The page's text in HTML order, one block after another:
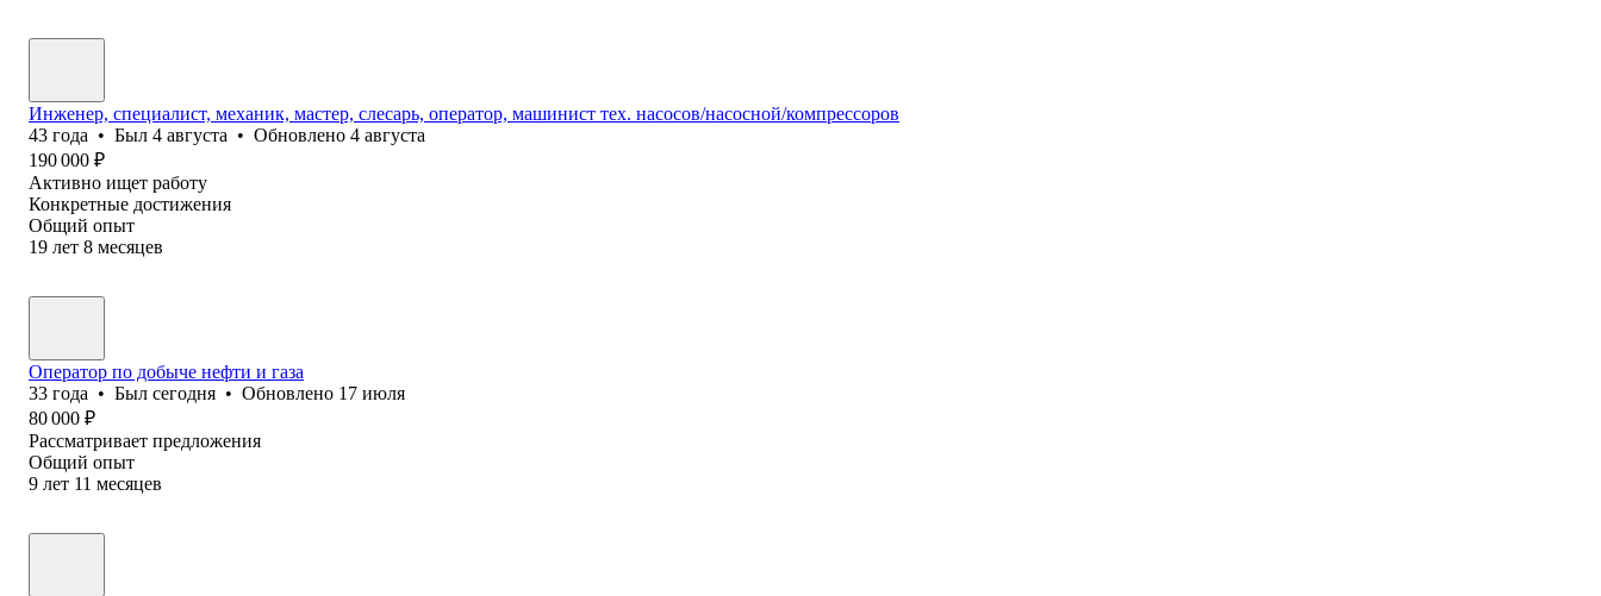
Инженер, специалист, механик, мастер, слесарь, оператор, машинист тех. насосов/насосной/компрессоров
43 года • Был 4 августа • Обновлено 4 августа
190 000 ₽
Активно ищет работу
Конкретные достижения
Общий опыт
19 лет 8 месяцев
Оператор по добыче нефти и газа
33 года • Был сегодня • Обновлено 17 июля
80 000 ₽
Рассматривает предложения
Общий опыт
9 лет 11 месяцев